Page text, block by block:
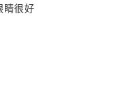
睛很好